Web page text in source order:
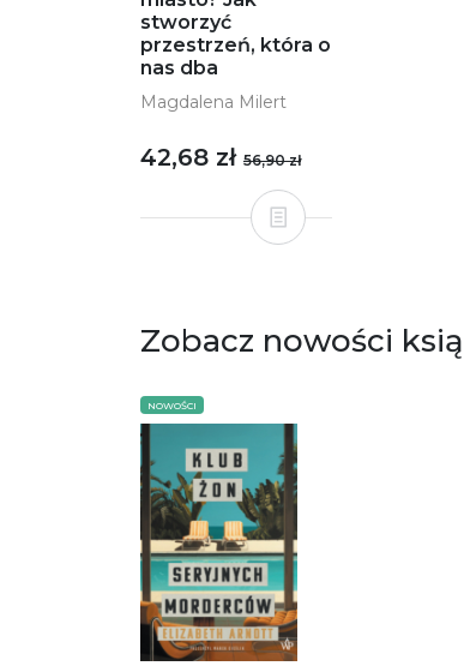
stworzyć
przestrzeń, która o
nas dba
Magdalena Milert
42,68 zł 56,90 zł
Zobacz nowości
NOWOŚCI